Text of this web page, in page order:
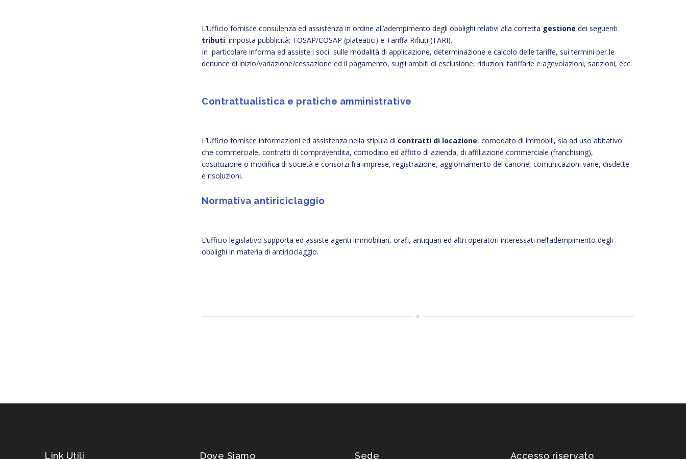
L’Ufficio fornisce consulenza ed assistenza in ordine all’adempimento degli obblighi relativi alla corretta gestione dei seguenti
tributi: imposta pubblicità; TOSAP/COSAP (plateatici) e Tariffa Rifiuti (TARI).
In particolare informa ed assiste i soci sulle modalità di applicazione, determinazione e calcolo delle tariffe, sui termini per le
denunce di inizio/variazione/cessazione ed il pagamento, sugli ambiti di esclusione, riduzioni tariffarie e agevolazioni, sanzioni, ecc.
Contrattualistica e pratiche amministrative
L’Ufficio fornisce informazioni ed assistenza nella stipula di contratti di locazione, comodato di immobili, sia ad uso abitativo
che commerciale, contratti di compravendita, comodato ed affitto di azienda, di affiliazione commerciale (franchising),
costituzione o modifica di società e consorzi fra imprese, registrazione, aggiornamento del canone, comunicazioni varie, disdette
e risoluzioni.
Normativa antiriciclaggio
L’ufficio legislativo supporta ed assiste agenti immobiliari, orafi, antiquari ed altri operatori interessati nell’adempimento degli
obblighi in materia di antiriciclaggio.
Link Utili Dove Siamo Sede Accesso riservato